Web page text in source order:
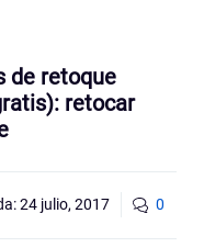
de retoque
retocar
24 julio, 2017 0